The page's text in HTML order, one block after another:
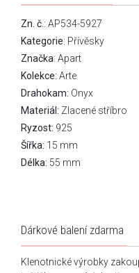
Zn. č.: AP534-5927
Kategorie: Přívěsky
Značka: Apart
Kolekce: Arte
Drahokam: Onyx
Materiál: Zlacené stříbro
Ryzost: 925
Šířka: 15 mm
Délka: 55 mm
Dárkové balení zdarma
Klenotnické výrobky